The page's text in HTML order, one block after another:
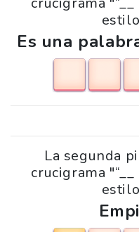
Es una
La segunda
crucigrama